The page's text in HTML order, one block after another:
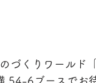
づくりワールド
54-6ブースでお